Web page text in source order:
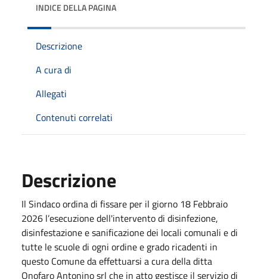
INDICE DELLA PAGINA
Descrizione
A cura di
Allegati
Contenuti correlati
Descrizione
Il Sindaco ordina di fissare per il giorno 18 Febbraio
2026 l’esecuzione dell'intervento di disinfezione,
disinfestazione e sanificazione dei locali comunali e di
tutte le scuole di ogni ordine e grado ricadenti in
questo Comune da effettuarsi a cura della ditta
Onofaro Antonino srl che in atto gestisce il servizio di